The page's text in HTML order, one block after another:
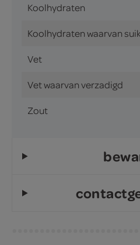
Koolhydraten
Koolhydraten waarvan
Vet
Vet waarvan verzadigd
Zout